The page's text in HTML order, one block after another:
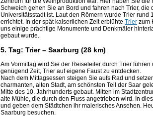
Schweich gehen Sie an Bord und fahren nach Trier, die
Universitätsstadt ist. Laut den Römern wurde Trier rund
errichtet. In der spät kaiserlichen Zeit erblühte Trier zum
uns einige prächtige Monumente und Denkmäler
gebaut wurde.
5. Tag: Trier – Saarburg (28 km)
Am Vormittag wird Sie der Reiseleiter durch Trier
genügend Zeit, Trier auf eigene Faust zu entdecken.
Nach dem Mittagsessen steigen Sie aufs Rad und
charmanten, alten Stadt, am schönsten Teil der Saar
Mitte des 10. Jahrhunderts gebaut. Mitten im
alte Mühle, die durch den Fluss angetrieben wird. In
und geben dem Städtchen ihr malerisches Ansehen.
Saarburg besuchen.